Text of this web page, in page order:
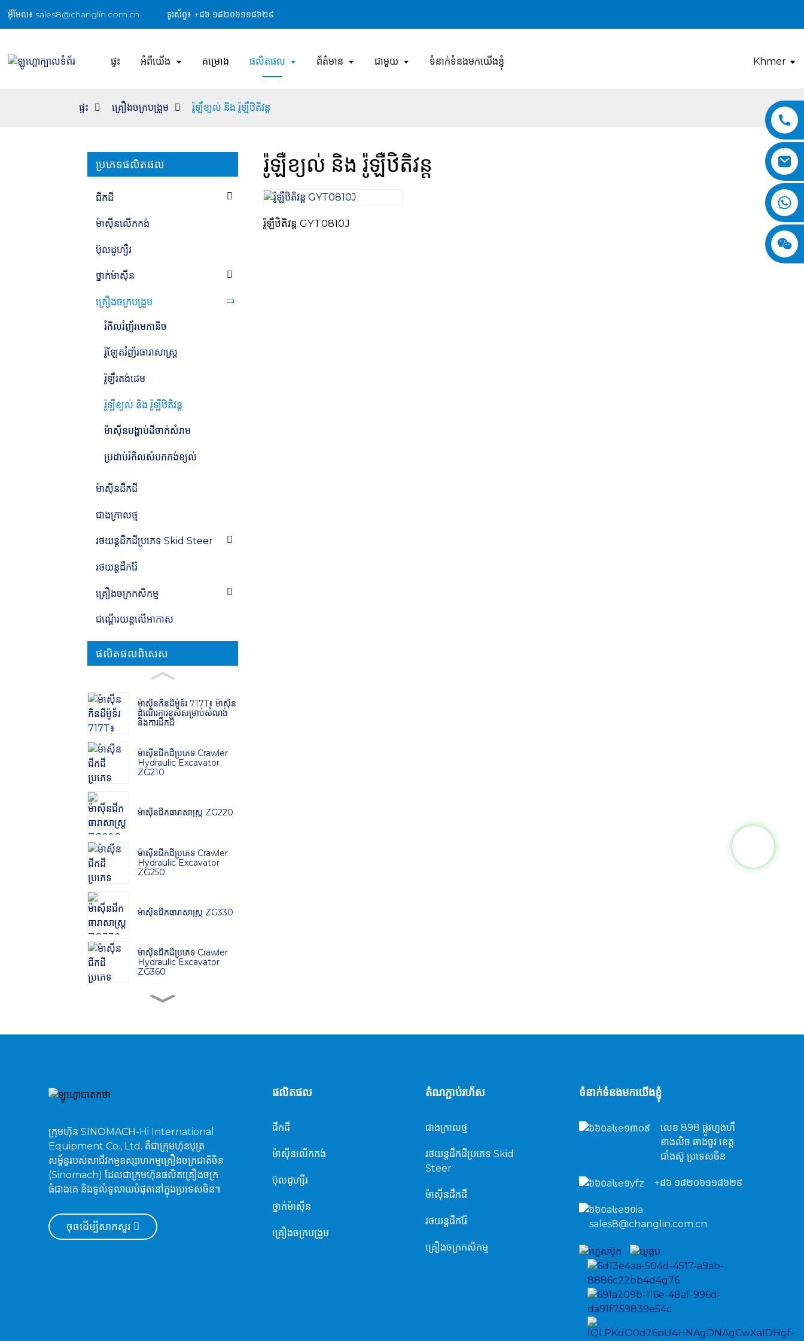
អ៊ីមែល៖ sales8@changlin.com.cn ទូរស័ព្ទ៖ +៨៦ ១៨២០៦១១៨៦២៩
ផ្ទះ អំពីយើង គម្រោង ផលិតផល ព័ត៌មាន ជាមួយ ទំនាក់ទំនងមកយើងខ្ញុំ Khmer
ផ្ទះ គ្រឿងចក្របង្រួម រ៉ូឡឺខ្យល់ និង រ៉ូឡឺឋិតិវន្ត
ប្រភេទផលិតផល
ជីក​ដី
ម៉ាស៊ីន​លើក​កង់
ប៊ុលដូហ្សឺរ
ថ្នាក់ម៉ាស៊ីន
គ្រឿងចក្របង្រួម
រំកិលរំញ័រមេកានិច
រ៉ូឡែតរំញ័រធារាសាស្ត្រ
រ៉ូឡឺរតង់ដេម
រ៉ូឡឺខ្យល់ និង រ៉ូឡឺឋិតិវន្ត
ម៉ាស៊ីនបង្ហាប់ដីចាក់សំរាម
ប្រដាប់រំកិលសំបកកង់ខ្យល់
ម៉ាស៊ីន​ដឹក​ដី​
ជាង​ក្រាល​ថ្ម
រថយន្ត​ដឹក​ដី​ប្រភេទ Skid Steer
រថយន្តដឹករ៉ែ
គ្រឿងចក្រកសិកម្ម
ជណ្តើរយន្តលើអាកាស
ផលិតផលពិសេស
ម៉ាស៊ីន​កិន​ដី​ម៉ូទ័រ 717T៖ ម៉ាស៊ីន​
ដំណើរការ​ខ្ពស់​សម្រាប់​សំណង់
និង​ការ​ដឹក​ដី
ម៉ាស៊ីនជីកដីប្រភេទ Crawler
Hydraulic Excavator
ZG210
ម៉ាស៊ីនជីកធារាសាស្ត្រ ZG220
ម៉ាស៊ីនជីកដីប្រភេទ Crawler
Hydraulic Excavator
ZG250
ម៉ាស៊ីនជីកធារាសាស្ត្រ ZG330
ម៉ាស៊ីនជីកដីប្រភេទ Crawler
Hydraulic Excavator
ZG360
ម៉ាស៊ីនជីកដីប្រភេទ Crawler
ម៉ាស៊ីនជីកធារាសាស្ត្រ ZG520
រ៉ូឡឺខ្យល់ និង រ៉ូឡឺឋិតិវន្ត
រ៉ូឡឺឋិតិវន្ត GYT0810J
ក្រុមហ៊ុន SINOMACH-Hi International
Equipment Co., Ltd. គឺជាក្រុមហ៊ុនបុត្រ
សម្ព័ន្ធរបស់សាជីវកម្មឧស្សាហកម្មគ្រឿងចក្រជាតិចិន
(Sinomach) ដែលជាក្រុមហ៊ុនផលិតគ្រឿងចក្រ
ធំជាងគេ និងទូលំទូលាយបំផុតនៅក្នុងប្រទេសចិន។
ចុចដើម្បីសាកសួរ
ផលិតផល
ជីក​ដី
ម៉ាស៊ីន​លើក​កង់
ប៊ុលដូហ្សឺរ
ថ្នាក់ម៉ាស៊ីន
គ្រឿងចក្របង្រួម
តំណភ្ជាប់រហ័ស
ជាង​ក្រាល​ថ្ម
រថយន្ត​ដឹក​ដី​ប្រភេទ Skid
Steer
ម៉ាស៊ីន​ដឹក​ដី​
រថយន្តដឹករ៉ែ
គ្រឿងចក្រកសិកម្ម
ទំនាក់ទំនងមកយើងខ្ញុំ
លេខ 898 ផ្លូវហួងហឺ
ខាងលិច ឆាងចូវ ខេត្ត
ជាំងស៊ូ ប្រទេសចិន
+៨៦ ១៨២០៦១១៨៦២៩
sales8@changlin.com.cn